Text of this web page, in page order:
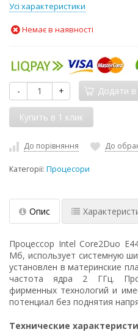
Усі характеристики
Немає в наявності
- + Додати
До порівняння До
Категорії: Процесори
Опис
Процессор Intel Core2Duo
Мб, использует системную
установлен в материнские
частота ядра 2 ГГц.
фирменных технологий и
потенциал без поднятия
Технические